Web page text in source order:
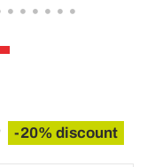
-20% discount